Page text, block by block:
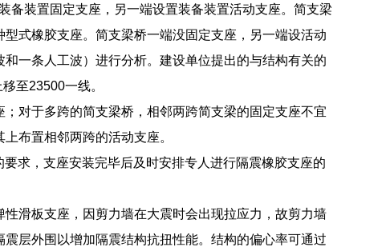
备装置固定支座，另一端设置装备装置活动支座。简支梁
式橡胶支座。简支梁桥一端没固定支座，另一端设活动
一条人工波）进行分析。建设单位提出的与结构有关的
至23500一线。
对于多跨的简支梁桥，相邻两跨简支梁的固定支座不宜
布置相邻两跨的活动支座。
求，支座安装完毕后及时安排专人进行隔震橡胶支座的
滑板支座，因剪力墙在大震时会出现拉应力，故剪力墙
层外围以增加隔震结构抗扭性能。结构的偏心率可通过